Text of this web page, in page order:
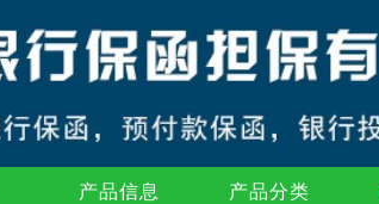
产品信息 产品分类